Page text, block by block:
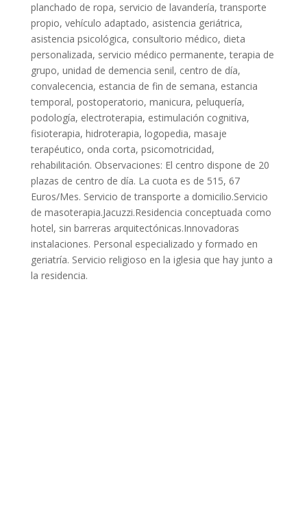
planchado de ropa, servicio de lavandería, transporte
propio, vehículo adaptado, asistencia geriátrica,
asistencia psicológica, consultorio médico, dieta
personalizada, servicio médico permanente, terapia de
grupo, unidad de demencia senil, centro de día,
convalecencia, estancia de fin de semana, estancia
temporal, postoperatorio, manicura, peluquería,
podología, electroterapia, estimulación cognitiva,
fisioterapia, hidroterapia, logopedia, masaje
terapéutico, onda corta, psicomotricidad,
rehabilitación. Observaciones: El centro dispone de 20
plazas de centro de día. La cuota es de 515, 67
Euros/Mes. Servicio de transporte a domicilio.Servicio
de masoterapia.Jacuzzi.Residencia conceptuada como
hotel, sin barreras arquitectónicas.Innovadoras
instalaciones. Personal especializado y formado en
geriatría. Servicio religioso en la iglesia que hay junto a
la residencia.